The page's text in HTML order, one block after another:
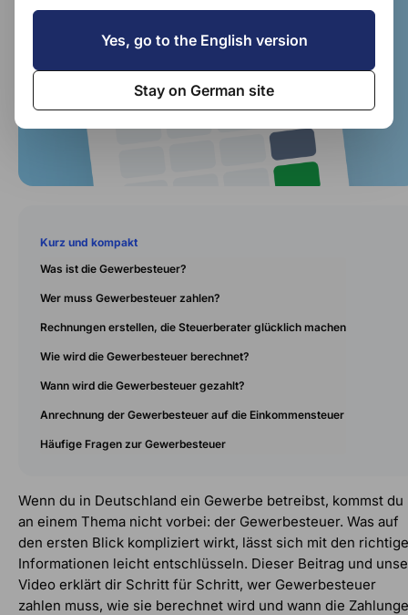
Kurz und kompakt
Was ist die Gewerbesteuer?
Wer muss Gewerbesteuer zahlen?
Rechnungen erstellen, die Steuerberater glücklich machen
Wie wird die Gewerbesteuer berechnet?
Wann wird die Gewerbesteuer gezahlt?
Anrechnung der Gewerbesteuer auf die Einkommensteuer
Häufige Fragen zur Gewerbesteuer
Wenn du in Deutschland ein Gewerbe betreibst, kommst du
an einem Thema nicht vorbei: der Gewerbesteuer. Was auf
den ersten Blick kompliziert wirkt, lässt sich mit den
Informationen leicht entschlüsseln. Dieser Beitrag und
Video erklärt dir Schritt für Schritt, wer Gewerbesteuer
zahlen muss, wie sie berechnet wird und wann die
Yes, go to the English version
Stay on German site